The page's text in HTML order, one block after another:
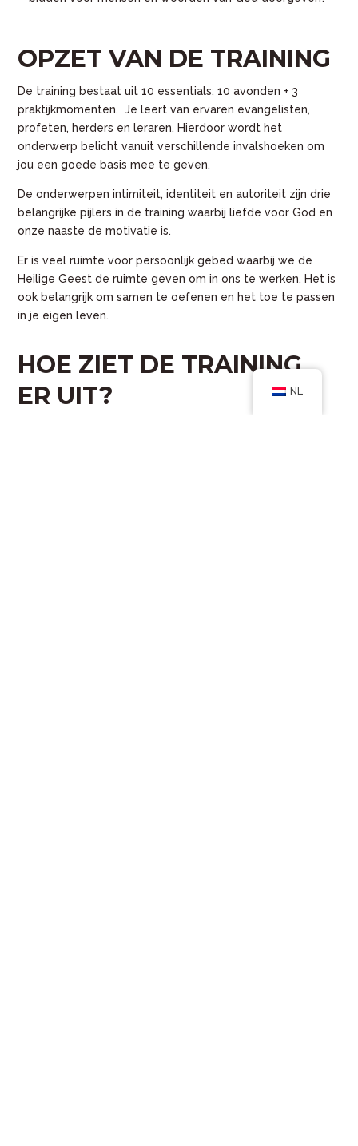
OPZET VAN DE TRAINING
De training bestaat uit 10 essentials; 10 avonden + 3
praktijkmomenten. Je leert van ervaren evangelisten,
profeten, herders en leraren. Hierdoor wordt het
onderwerp belicht vanuit verschillende invalshoeken om
jou een goede basis mee te geven.
De onderwerpen intimiteit, identiteit en autoriteit zijn drie
belangrijke pijlers in de training waarbij liefde voor God en
onze naaste de motivatie is.
Er is veel ruimte voor persoonlijk gebed waarbij we de
Heilige Geest de ruimte geven om in ons te werken. Het is
ook belangrijk om samen te oefenen en het toe te passen
in je eigen leven.
HOE ZIET DE TRAINING
ER UIT?
NL